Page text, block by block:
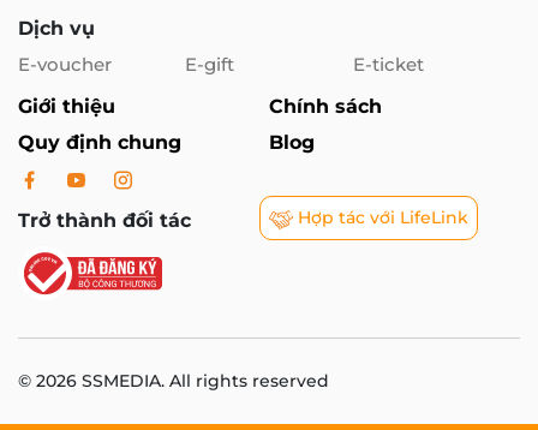
Dịch vụ
E-voucher
E-gift
E-ticket
Giới thiệu
Chính sách
Quy định chung
Blog
Trở thành đối tác Hợp tác với LifeLink
© 2026 SSMEDIA. All rights reserved